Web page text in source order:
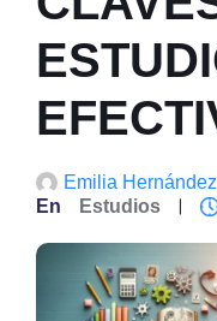
Emilia Hernández
En
Estudios